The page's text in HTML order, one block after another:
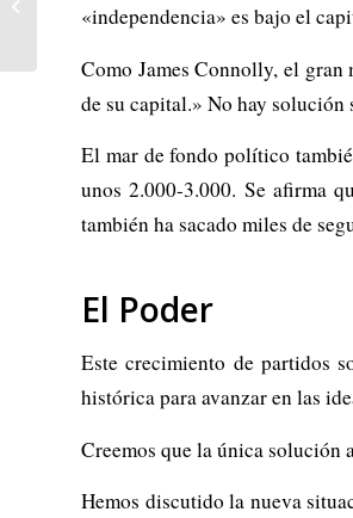
«independencia» es bajo el
Como James Connolly, el
de su capital.» No hay solución
El mar de fondo político
unos 2.000-3.000. Se afirma
también ha sacado miles de
El Poder
Este crecimiento de partidos
histórica para avanzar en las
Creemos que la única solución
Hemos discutido la nueva
de Europa y Norteamérica